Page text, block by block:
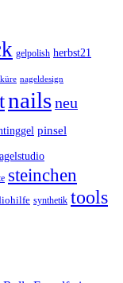
gelpolish herbst21
nageldesign
nailsneu
pinsel
steinchen
synthetik tools